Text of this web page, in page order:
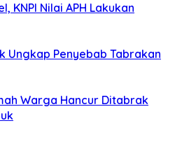
KNPI Nilai APH Lakukan
Ungkap Penyebab Tabrakan
Warga Hancur Ditabrak